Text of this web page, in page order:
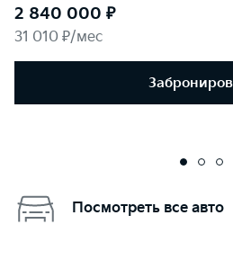
2 840 000 ₽
31 010 ₽/мес
Посмотреть все авто